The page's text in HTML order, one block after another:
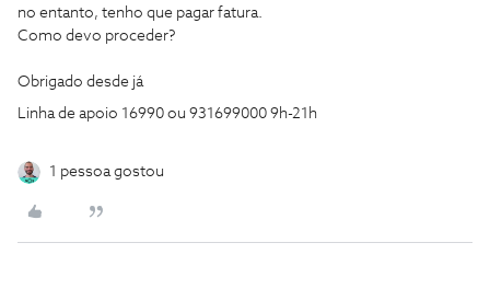
no entanto, tenho que pagar fatura.
Como devo proceder?
Obrigado desde já
Linha de apoio 16990 ou 931699000 9h-21h
1 pessoa gostou